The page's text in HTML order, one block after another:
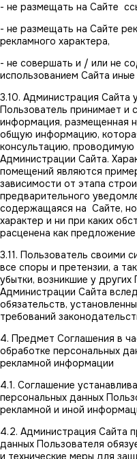
- не размещать на Сайте
- не размещать на Сайте
рекламного характера,
- не совершать и / или не
использованием Сайта
3.10. Администрация Сайта
Пользователь принимает и
информация, размещенная
общую информацию,
консультацию, проводимую
Администрации Сайта.
помещений являются
зависимости от этапа
предварительного
содержащаяся на Сайте,
характер и ни при каких
расценена как
3.11. Пользователь своими
все споры и претензии, а
убытки, возникшие у других
Администрации Сайта
обязательств,
требований
4. Предмет Соглашения в
обработке персональных
рекламной информации
4.1. Соглашение
персональных данных
рекламной и иной
4.2. Администрация Сайта
данных Пользователя
и технические меры для